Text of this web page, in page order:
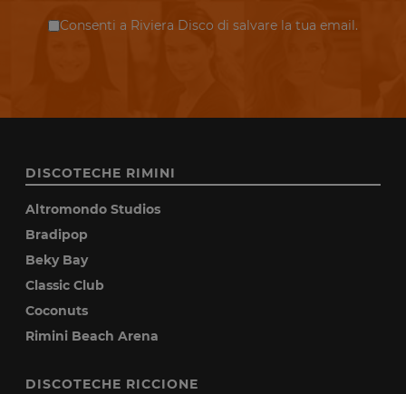
Consenti a Riviera Disco di salvare la tua email.
DISCOTECHE RIMINI
Altromondo Studios
Bradipop
Beky Bay
Classic Club
Coconuts
Rimini Beach Arena
DISCOTECHE RICCIONE